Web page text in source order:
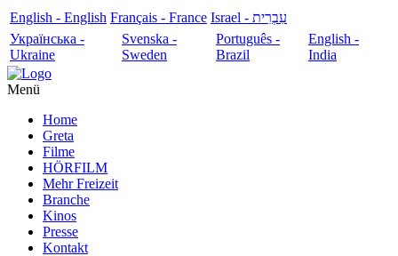
English - English Français - France
עִבְרִית - Israel
Українська -
Ukraine
Svenska -
Sweden
Português -
Brazil
English -
India
Menü
Home
Greta
Filme
HÖRFILM
Mehr Freizeit
Branche
Kinos
Presse
Kontakt